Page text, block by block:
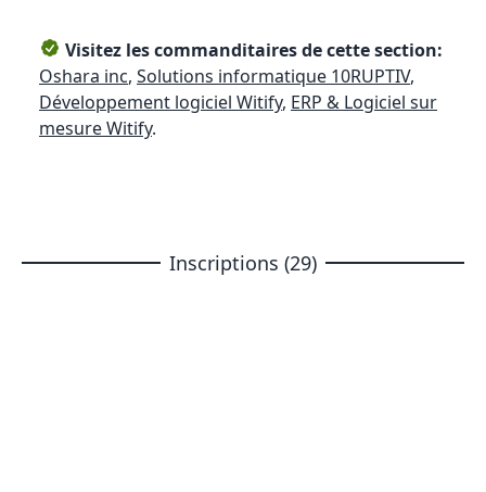
Visitez les commanditaires de cette section:
Oshara inc, Solutions informatique 10RUPTIV,
Développement logiciel Witify, ERP & Logiciel sur
mesure Witify.
Inscriptions (29)